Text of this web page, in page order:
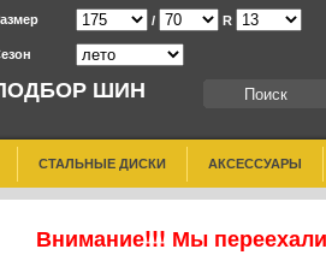
ШИН
/ R
СТАЛЬНЫЕ ДИСКИ АКСЕССУАРЫ
Внимание!!! Мы